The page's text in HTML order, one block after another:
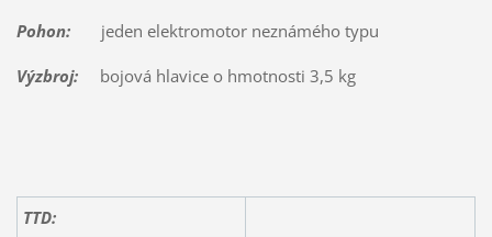
Pohon:jeden elektromotor neznámého typu
Výzbroj:bojová hlavice o hmotnosti 3,5 kg
TTD: